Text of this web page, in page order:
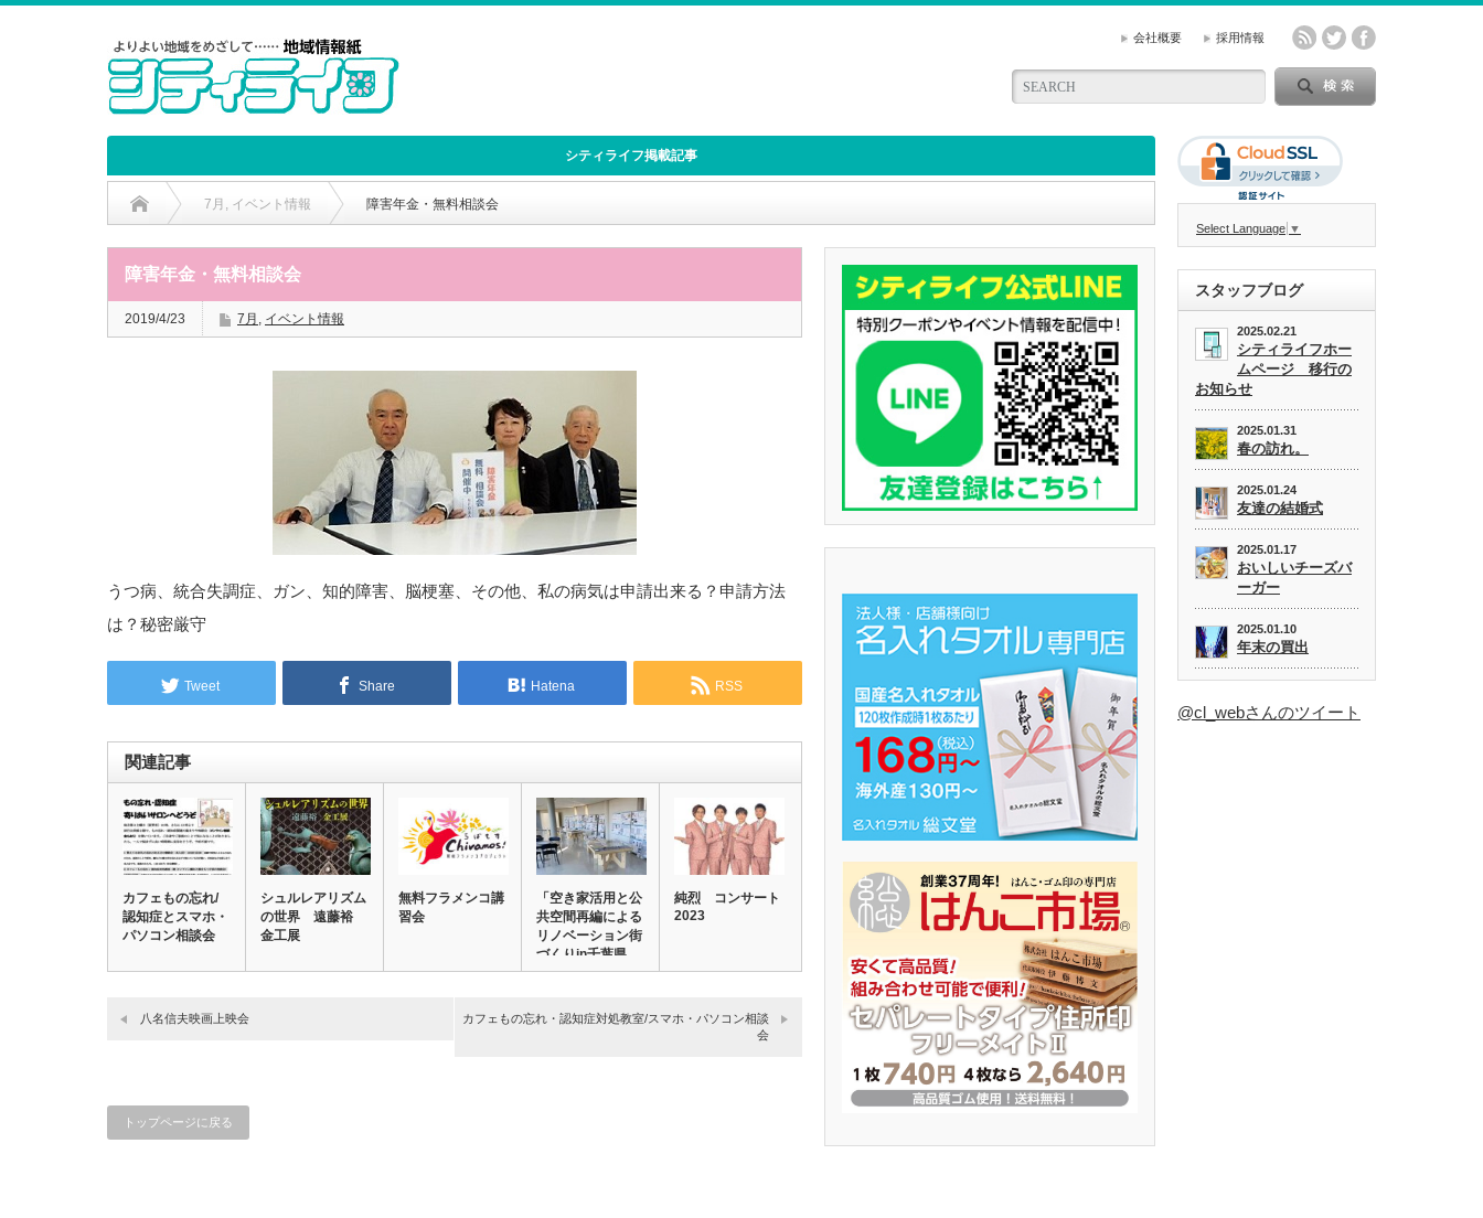
会社概要 採用情報
シティライフ掲載記事
7月 , イベント情報 障害年金・無料相談会
障害年金・無料相談会
2019/4/23 7月 , イベント情報
うつ病、統合失調症、ガン、知的障害、脳梗塞、その他、私の病気は申請出来る？申請方法
は？秘密厳守
Tweet Share Hatena RSS
関連記事
カフェもの忘れ/
認知症とスマホ・
パソコン相談会
シュルレアリズム
の世界 遠藤裕
金工展
無料フラメンコ講
習会
「空き家活用と公
共空間再編による
リノベーション街
づくりin千葉県…
純烈 コンサート
2023
八名信夫映画上映会
カフェもの忘れ・認知症対処教室/スマホ・パソコン相談
会
トップページに戻る
Select Language ▼
スタッフブログ
2025.02.21
シティライフホー
ムページ 移行の
お知らせ
2025.01.31
春の訪れ。
2025.01.24
友達の結婚式
2025.01.17
おいしいチーズバ
ーガー
2025.01.10
年末の買出
@cl_webさんのツイート